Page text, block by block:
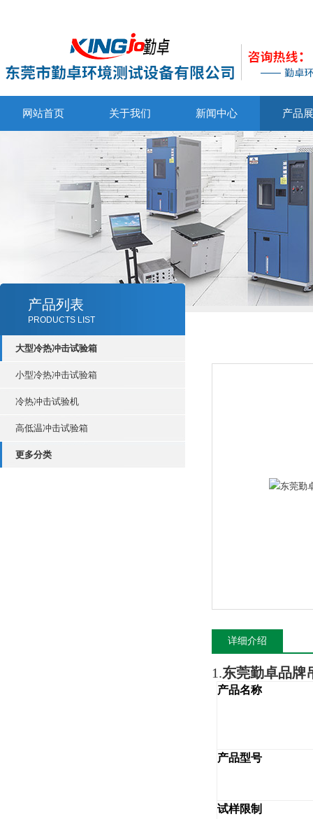
网站首页 关于我们 新闻中心 产品
产品列表
PRODUCTS LIST
大型冷热冲击试验箱
小型冷热冲击试验箱
冷热冲击试验机
高低温冲击试验箱
更多分类
详细介绍
1.东莞勤卓品牌
产品名称
产品型号
试样限制